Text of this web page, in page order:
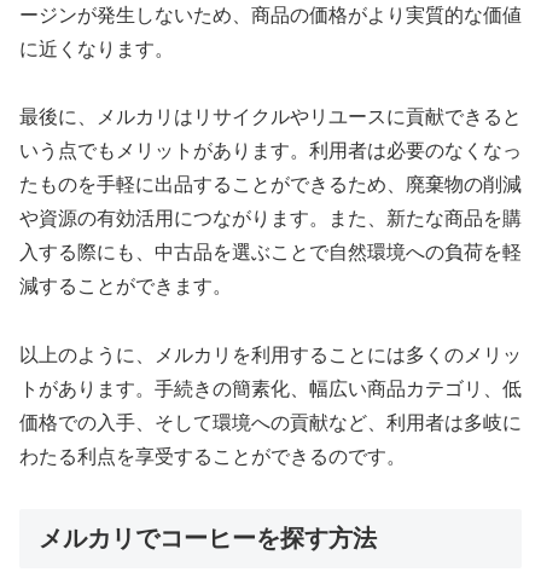
ージンが発生しないため、商品の価格がより実質的な価値
に近くなります。
最後に、メルカリはリサイクルやリユースに貢献できると
いう点でもメリットがあります。利用者は必要のなくなっ
たものを手軽に出品することができるため、廃棄物の削減
や資源の有効活用につながります。また、新たな商品を購
入する際にも、中古品を選ぶことで自然環境への負荷を軽
減することができます。
以上のように、メルカリを利用することには多くのメリッ
トがあります。手続きの簡素化、幅広い商品カテゴリ、低
価格での入手、そして環境への貢献など、利用者は多岐に
わたる利点を享受することができるのです。
メルカリでコーヒーを探す方法